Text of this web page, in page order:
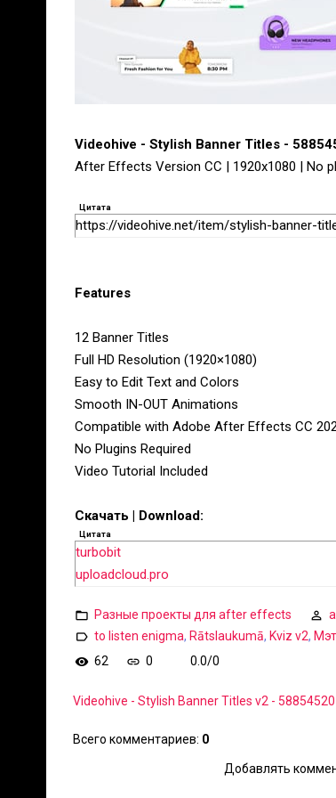
Videohive - Stylish Banner Titles -
After Effects Version CC | 1920x1080 | No
Цитата
https://videohive.net/item/stylish-banner-
Features
12 Banner Titles
Full HD Resolution (1920×1080)
Easy to Edit Text and Colors
Smooth IN-OUT Animations
Compatible with Adobe After Effects CC
No Plugins Required
Video Tutorial Included
Скачать | Download:
Цитата
turbobit
uploadcloud.pro
Разные проекты для after effects
to listen enigma, Rātslaukumā, Kviz v2,
62
0 0.0/0
Videohive - Stylish Banner Titles v2 - 58854520
Всего комментариев: 0
Добавлять